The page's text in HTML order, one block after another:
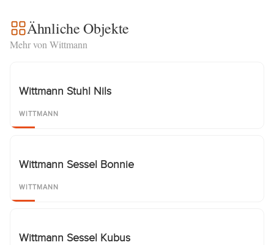
Ähnliche Objekte
Mehr von Wittmann
Wittmann Stuhl Nils
WITTMANN
Wittmann Sessel Bonnie
WITTMANN
Wittmann Sessel Kubus